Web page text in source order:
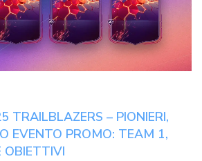
TRAILBLAZERS – PIONIERI,
EVENTO PROMO: TEAM 1,
OBIETTIVI